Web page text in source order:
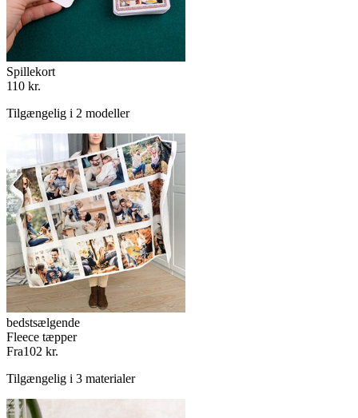
Spillekort
110 kr.
Tilgængelig i 2 modeller
bedstsælgende
Fleece tæpper
Fra102 kr.
Tilgængelig i 3 materialer